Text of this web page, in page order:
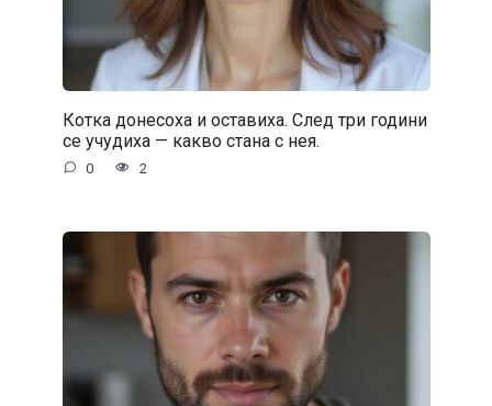
Котка донесоха и оставиха. След три години
се учудиха — какво стана с нея.
0 2